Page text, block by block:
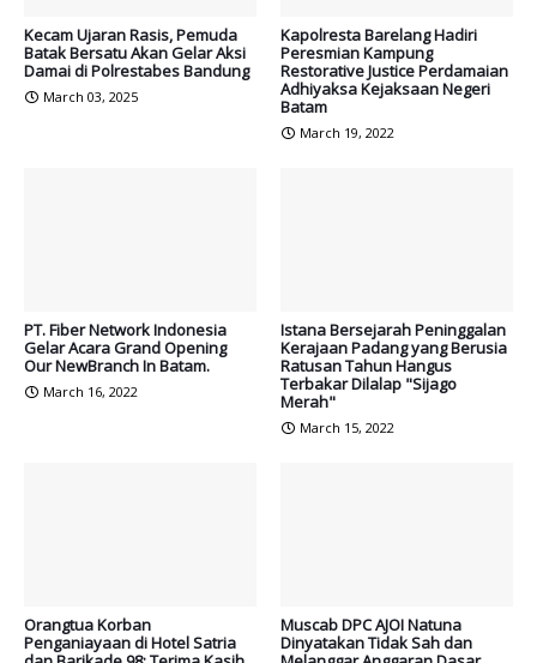
Kecam Ujaran Rasis, Pemuda
Batak Bersatu Akan Gelar Aksi
Damai di Polrestabes Bandung
March 03, 2025
Kapolresta Barelang Hadiri
Peresmian Kampung
Restorative Justice Perdamaian
Adhiyaksa Kejaksaan Negeri
Batam
March 19, 2022
PT. Fiber Network Indonesia
Gelar Acara Grand Opening
Our NewBranch In Batam.
March 16, 2022
Istana Bersejarah Peninggalan
Kerajaan Padang yang Berusia
Ratusan Tahun Hangus
Terbakar Dilalap "Sijago
Merah"
March 15, 2022
Orangtua Korban
Penganiayaan di Hotel Satria
Muscab DPC AJOI Natuna
Dinyatakan Tidak Sah dan